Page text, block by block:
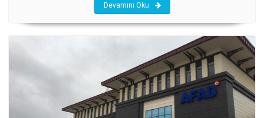
Devamını Oku